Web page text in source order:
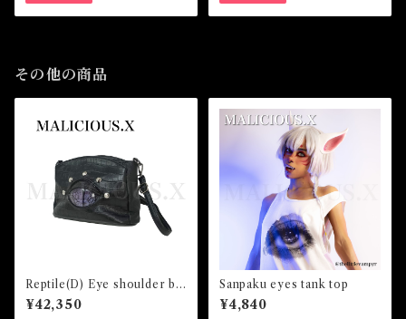
その他の商品
Reptile(D) Eye shoulder ba
g（crocodile)/Gray
¥42,350
Sanpaku eyes tank top
¥4,840